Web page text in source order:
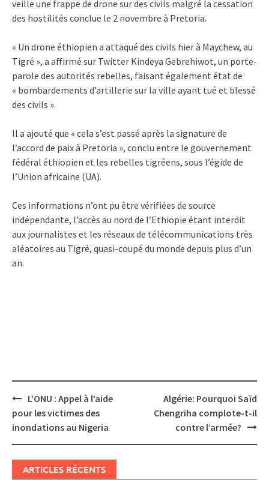
veille une frappe de drone sur des civils malgré la cessation
des hostilités conclue le 2 novembre à Pretoria.
« Un drone éthiopien a attaqué des civils hier à Maychew, au
Tigré », a affirmé sur Twitter Kindeya Gebrehiwot, un porte-
parole des autorités rebelles, faisant également état de
« bombardements d’artillerie sur la ville ayant tué et blessé
des civils ».
Il a ajouté que « cela s’est passé après la signature de
l’accord de paix à Pretoria », conclu entre le gouvernement
fédéral éthiopien et les rebelles tigréens, sous l’égide de
l’Union africaine (UA).
Ces informations n’ont pu être vérifiées de source
indépendante, l’accès au nord de l’Ethiopie étant interdit
aux journalistes et les réseaux de télécommunications très
aléatoires au Tigré, quasi-coupé du monde depuis plus d’un
an.
Post
navigation
L’ONU : Appel à l’aide
pour les victimes des
inondations au Nigeria
Algérie: Pourquoi Saïd
Chengriha complote-t-il
contre l’armée?
ARTICLES RÉCENTS